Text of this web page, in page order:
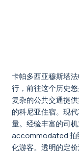
卡帕多西亚穆斯塔
行，前往这个历史
复杂的公共交通提
的科尼亚住宿。现
量。经验丰富的司
accommodated 拍
化游客。透明的定